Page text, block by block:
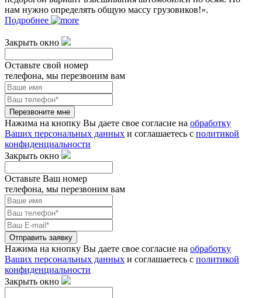
нам нужно определять общую массу грузовиков!».
Подробнее
Закрыть окно
Оставьте свой номер
телефона, мы перезвоним вам
Перезвоните мне
Нажима на кнопку Вы даете свое согласие на обработку
Ваших персональных данных и соглашаетесь с политикой
конфиденциальности
Закрыть окно
Оставьте Ваш номер
телефона, мы перезвоним вам
Отправить заявку
Нажима на кнопку Вы даете свое согласие на обработку
Ваших персональных данных и соглашаетесь с политикой
конфиденциальности
Закрыть окно